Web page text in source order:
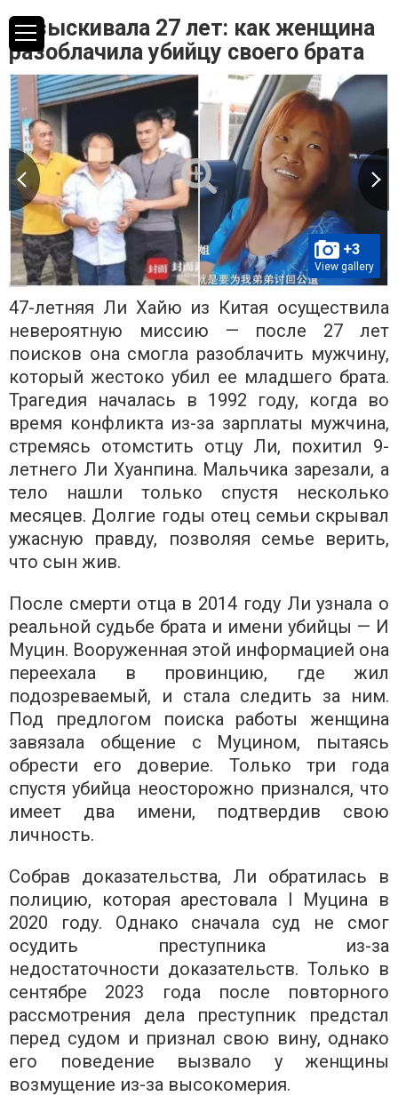
Разыскивала 27 лет: как женщина
разоблачила убийцу своего брата
+3
View gallery
47-летняя Ли Хайю из Китая осуществила
невероятную миссию — после 27 лет
поисков она смогла разоблачить мужчину,
который жестоко убил ее младшего брата.
Трагедия началась в 1992 году, когда во
время конфликта из-за зарплаты мужчина,
стремясь отомстить отцу Ли, похитил 9-
летнего Ли Хуанпина. Мальчика зарезали, а
тело нашли только спустя несколько
месяцев. Долгие годы отец семьи скрывал
ужасную правду, позволяя семье верить,
что сын жив.
После смерти отца в 2014 году Ли узнала о
реальной судьбе брата и имени убийцы — И
Муцин. Вооруженная этой информацией она
переехала в провинцию, где жил
подозреваемый, и стала следить за ним.
Под предлогом поиска работы женщина
завязала общение с Муцином, пытаясь
обрести его доверие. Только три года
спустя убийца неосторожно признался, что
имеет два имени, подтвердив свою
личность.
Собрав доказательства, Ли обратилась в
полицию, которая арестовала I Муцина в
2020 году. Однако сначала суд не смог
осудить преступника из-за
недостаточности доказательств. Только в
сентябре 2023 года после повторного
рассмотрения дела преступник предстал
перед судом и признал свою вину, однако
его поведение вызвало у женщины
возмущение из-за высокомерия.